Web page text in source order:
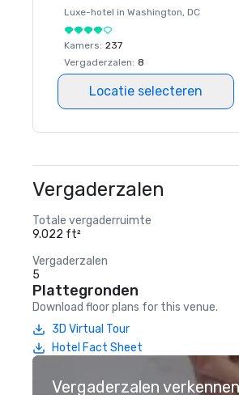
Luxe-hotel in Washington, DC
Kamers: 237
Vergaderzalen: 8
Locatie selecteren
Vergaderzalen
Totale vergaderruimte
9.022 ft²
Vergaderzalen
5
Plattegronden
Download floor plans for this venue.
3D Virtual Tour
Hotel Fact Sheet
Vergaderzalen verkennen